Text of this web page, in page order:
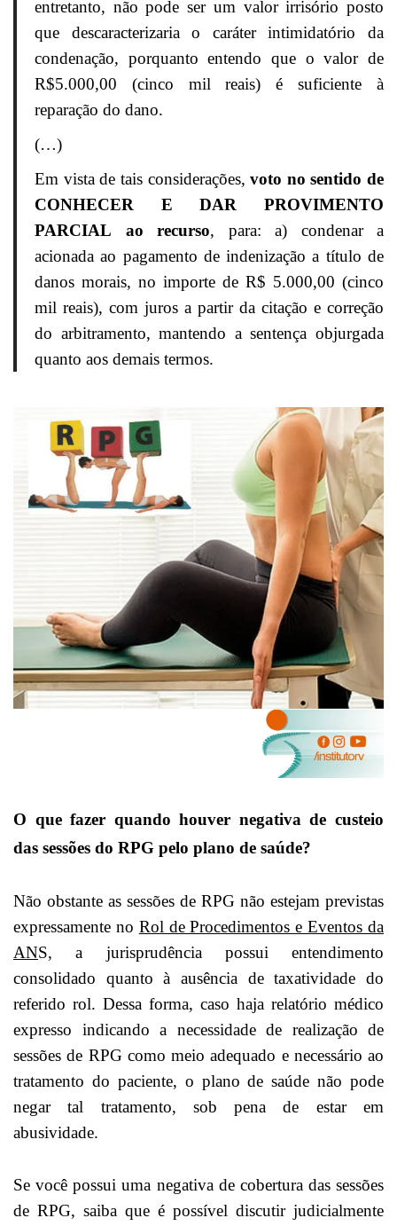
entretanto, não pode ser um valor irrisório posto
que descaracterizaria o caráter intimidatório da
condenação, porquanto entendo que o valor de
R$5.000,00 (cinco mil reais) é suficiente à
reparação do dano.
(…)
Em vista de tais considerações,voto no sentido de
CONHECER E DAR PROVIMENTO
PARCIAL ao recurso, para: a) condenar a
acionada ao pagamento de indenização a título de
danos morais, no importe de R$ 5.000,00 (cinco
mil reais), com juros a partir da citação e correção
do arbitramento, mantendo a sentença objurgada
quanto aos demais termos.
O que fazer quando houver negativa de custeio
das sessões do RPG pelo plano de saúde?
Não obstante as sessões de RPG não estejam previstas
expressamente no Rol de Procedimentos e Eventos da
ANS, a jurisprudência possui entendimento
consolidado quanto à ausência de taxatividade do
referido rol. Dessa forma, caso haja relatório médico
expresso indicando a necessidade de realização de
sessões de RPG como meio adequado e necessário ao
tratamento do paciente, o plano de saúde não pode
negar tal tratamento, sob pena de estar em
abusividade.
Se você possui uma negativa de cobertura das sessões
de RPG, saiba que é possível discutir judicialmente